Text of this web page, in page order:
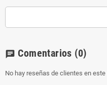
chat Comentarios (0)
No hay reseñas de clientes en